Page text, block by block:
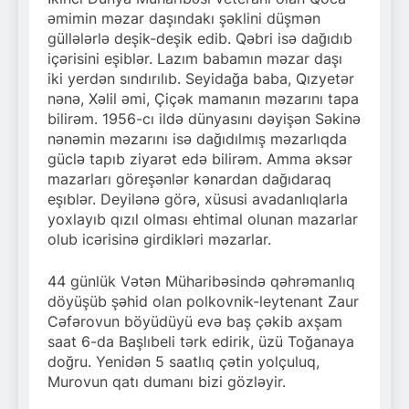
əmimin məzar daşındakı şəklini düşmən
güllələrlə deşik-deşik edib. Qəbri isə dağıdıb
içərisini eşiblər. Lazım babamın məzar daşı
iki yerdən sındırılıb. Seyidağa baba, Qızyetər
nənə, Xəlil əmi, Çiçək mamanın məzarını tapa
bilirəm. 1956-cı ildə dünyasını dəyişən Səkinə
nənəmin məzarını isə dağıdılmış məzarlıqda
güclə tapıb ziyarət edə bilirəm. Amma əksər
mazarları göreşənlər kənardan dağıdaraq
eşıblər. Deyilənə görə, xüsusi avadanlıqlarla
yoxlayıb qızıl olması ehtimal olunan mazarlar
olub icərisinə girdikləri məzarlar.
44 günlük Vətən Müharibəsində qəhrəmanlıq
döyüşüb şəhid olan polkovnik-leytenant Zaur
Cəfərovun böyüdüyü evə baş çəkib axşam
saat 6-da Başlıbeli tərk edirik, üzü Toğanaya
doğru. Yenidən 5 saatlıq çətin yolçuluq,
Murovun qatı dumanı bizi gözləyir.